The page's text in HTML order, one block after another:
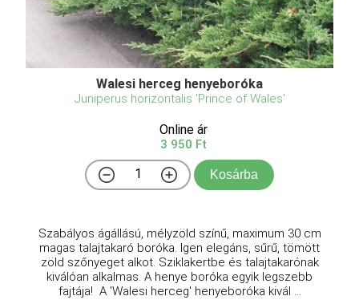
Walesi herceg henyeboróka
Juniperus horizontalis 'Prince of Wales'
Online ár
3 950 Ft
Kosárba
Szabályos ágállású, mélyzöld színű, maximum 30 cm
magas talajtakaró boróka. Igen elegáns, sűrű, tömött
zöld szőnyeget alkot. Sziklakertbe és talajtakarónak
kiválóan alkalmas. A henye boróka egyik legszebb
fajtája! A 'Walesi herceg' henyeboróka kivál ...